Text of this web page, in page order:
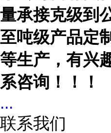
量承接克级到
至吨级产品定
等生产，有兴
系咨询！！！
...
联系我们